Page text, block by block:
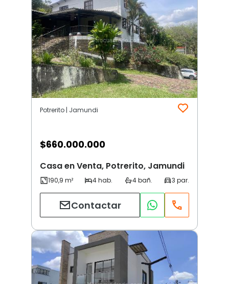
Potrerito | Jamundi
$660.000.000
Casa en Venta, Potrerito, Jamundi
Contactar